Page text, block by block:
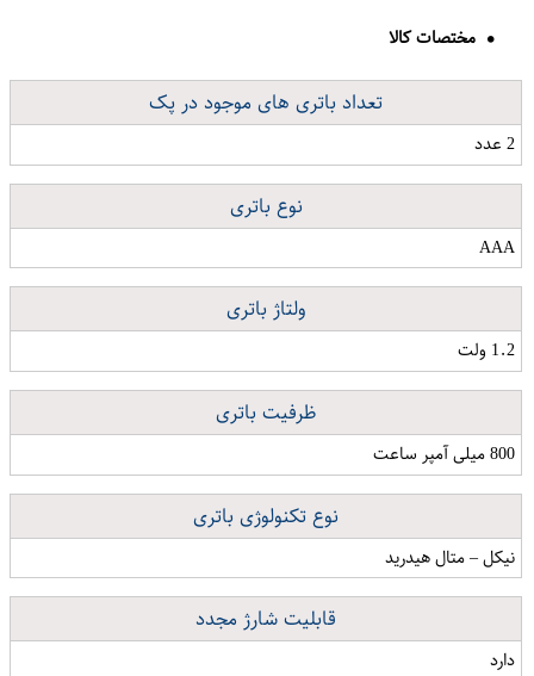
مختصات کالا
تعداد باتری های موجود در پک
2 عدد
نوع باتری
AAA
ولتاژ باتری
1.2 ولت
ظرفیت باتری
800 میلی آمپر ساعت
نوع تکنولوژی باتری
نیکل – متال هیدرید
قابلیت شارژ مجدد
دارد